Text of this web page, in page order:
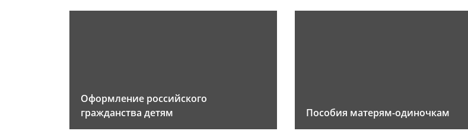
Оформление российского
гражданства детям
Пособия матерям-одиночкам